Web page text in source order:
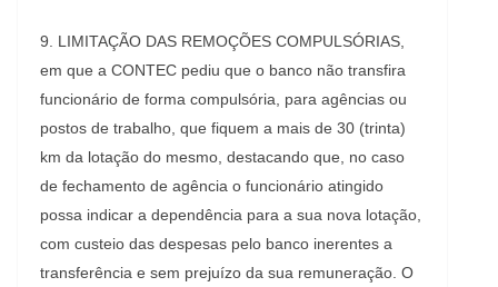
9. LIMITAÇÃO DAS REMOÇÕES COMPULSÓRIAS,
em que a CONTEC pediu que o banco não transfira
funcionário de forma compulsória, para agências ou
postos de trabalho, que fiquem a mais de 30 (trinta)
km da lotação do mesmo, destacando que, no caso
de fechamento de agência o funcionário atingido
possa indicar a dependência para a sua nova lotação,
com custeio das despesas pelo banco inerentes a
transferência e sem prejuízo da sua remuneração. O